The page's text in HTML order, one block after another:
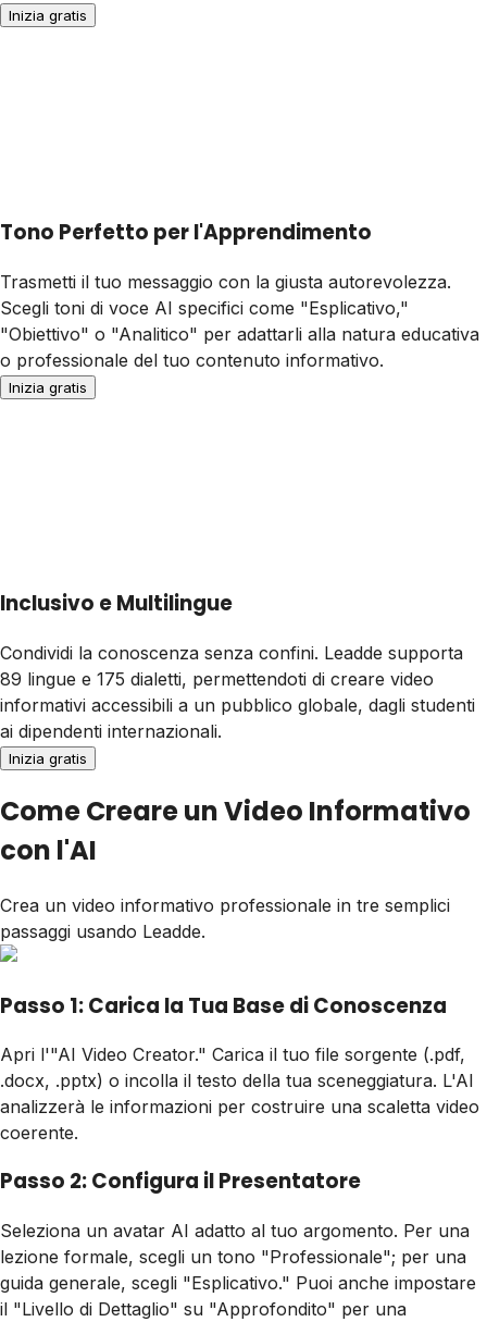
Inizia gratis
Tono Perfetto per l'Apprendimento
Trasmetti il tuo messaggio con la giusta autorevolezza.
Scegli toni di voce AI specifici come "Esplicativo,"
"Obiettivo" o "Analitico" per adattarli alla natura educativa
o professionale del tuo contenuto informativo.
Inizia gratis
Inclusivo e Multilingue
Condividi la conoscenza senza confini. Leadde supporta
89 lingue e 175 dialetti, permettendoti di creare video
informativi accessibili a un pubblico globale, dagli studenti
ai dipendenti internazionali.
Inizia gratis
Come Creare un Video Informativo
con l'AI
Crea un video informativo professionale in tre semplici
passaggi usando Leadde.
Passo 1: Carica la Tua Base di Conoscenza
Apri l'"AI Video Creator." Carica il tuo file sorgente (.pdf,
.docx, .pptx) o incolla il testo della tua sceneggiatura. L'AI
analizzerà le informazioni per costruire una scaletta video
coerente.
Passo 2: Configura il Presentatore
Seleziona un avatar AI adatto al tuo argomento. Per una
lezione formale, scegli un tono "Professionale"; per una
guida generale, scegli "Esplicativo." Puoi anche impostare
il "Livello di Dettaglio" su "Approfondito" per una